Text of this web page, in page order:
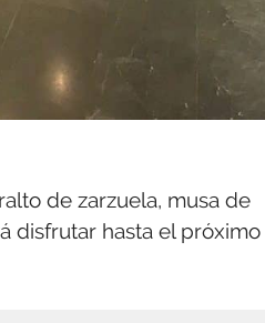
de zarzuela, musa de
disfrutar hasta el próximo